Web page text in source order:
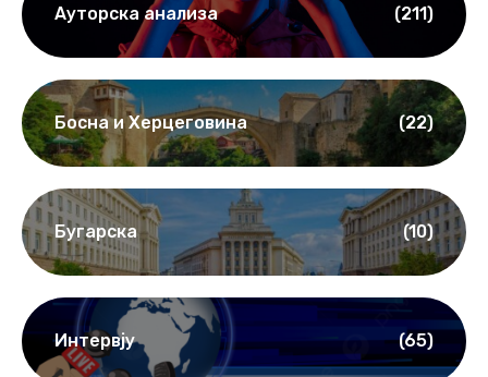
Ауторска анализа (211)
Босна и Херцеговина (22)
Бугарска (10)
Интервју (65)